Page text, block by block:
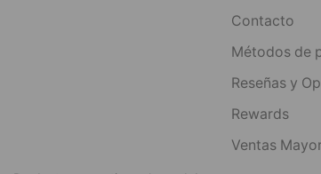
Contacto
Métodos de
Reseñas y
Rewards
Ventas